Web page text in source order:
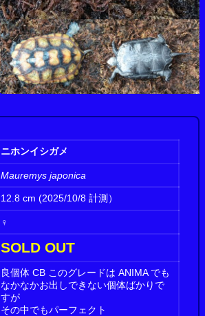
ニホンイシガメ
Mauremys japonica
12.8 cm (2025/10/8 計測）
♀
SOLD OUT
良個体 CB このグレードは ANIMA でも
なかなかお出しできない個体ばかりで
すが
その中でもパーフェクト